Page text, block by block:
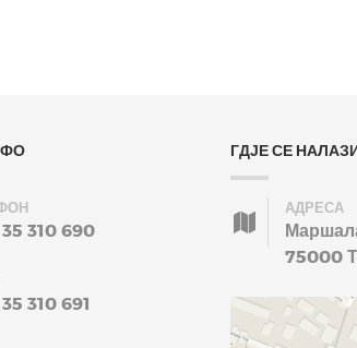
310 690
310 691
ГДЈЕ СЕ
АДРЕСА
75000